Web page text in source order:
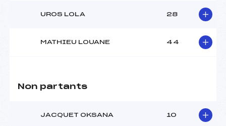
U18->Mas
UROS LOLA 28
MATHIEU LOUANE 44
Non partants
JACQUET OKSANA 10